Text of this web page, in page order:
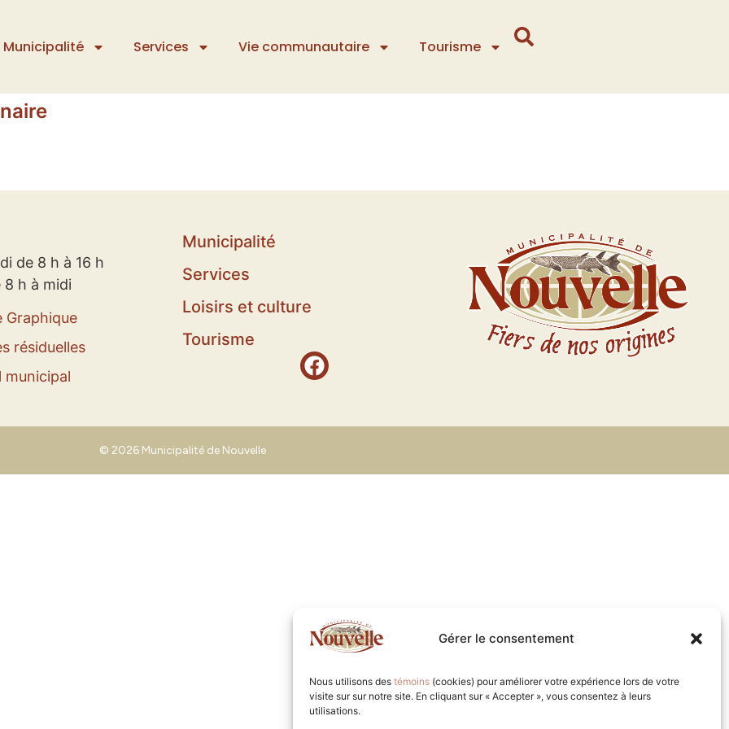
Gérer le consentement
Nous utilisons des témoins (cookies) pour améliorer votre expérience lors de votre
visite sur sur notre site. En cliquant sur « Accepter », vous consentez à leurs
utilisations.
Municipalité Services Vie communautaire Tourisme
de 8 h à 16 h
8 h à midi
Graphique
résiduelles
municipal
Municipalité
Services
Loisirs et culture
Tourisme
© 2026 Municipalité de Nouvelle